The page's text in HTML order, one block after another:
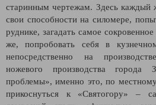
старинным чертежам. Здесь
свои способности на силомере,
руднике, загадать самое
же, попробовать себя в
непосредственно на
ножевого производства города
проблемы», именно это, по
прикоснуться к «Святогору» –